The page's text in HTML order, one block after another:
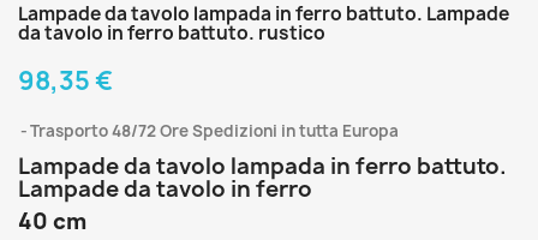
Lampade da tavolo lampada in ferro battuto. Lampade
da tavolo in ferro battuto. rustico
98,35 €
Trasporto 48/72 Ore Spedizioni in tutta Europa
Lampade da tavolo lampada in ferro battuto.
Lampade da tavolo in ferro
40 cm